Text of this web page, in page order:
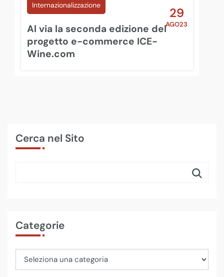
29
AGO23
Internazionalizzazione
Al via la seconda edizione del
progetto e-commerce ICE-
Wine.com
Cerca nel Sito
Categorie